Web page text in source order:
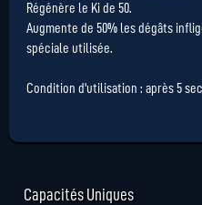
Régénère le Ki de 50.
Augmente de 50% les dégâts
spéciale utilisée.
Condition d'utilisation : après 5
Capacités Uniques